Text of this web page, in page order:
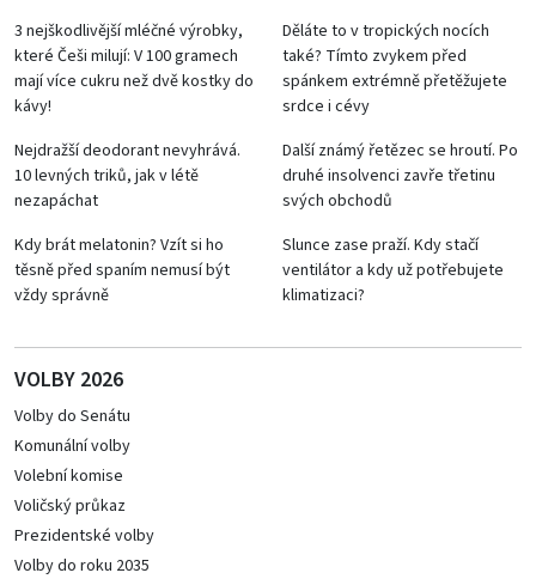
3 nejškodlivější mléčné výrobky,
které Češi milují: V 100 gramech
mají více cukru než dvě kostky do
kávy!
Děláte to v tropických nocích
také? Tímto zvykem před
spánkem extrémně přetěžujete
srdce i cévy
Nejdražší deodorant nevyhrává.
10 levných triků, jak v létě
nezapáchat
Další známý řetězec se hroutí. Po
druhé insolvenci zavře třetinu
svých obchodů
Kdy brát melatonin? Vzít si ho
těsně před spaním nemusí být
vždy správně
Slunce zase praží. Kdy stačí
ventilátor a kdy už potřebujete
klimatizaci?
VOLBY 2026
Volby do Senátu
Komunální volby
Volební komise
Voličský průkaz
Prezidentské volby
Volby do roku 2035